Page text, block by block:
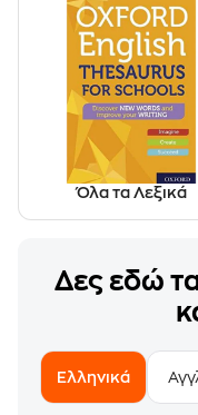
Όλα τα Λεξικά
Δες εδώ
Ελληνικά